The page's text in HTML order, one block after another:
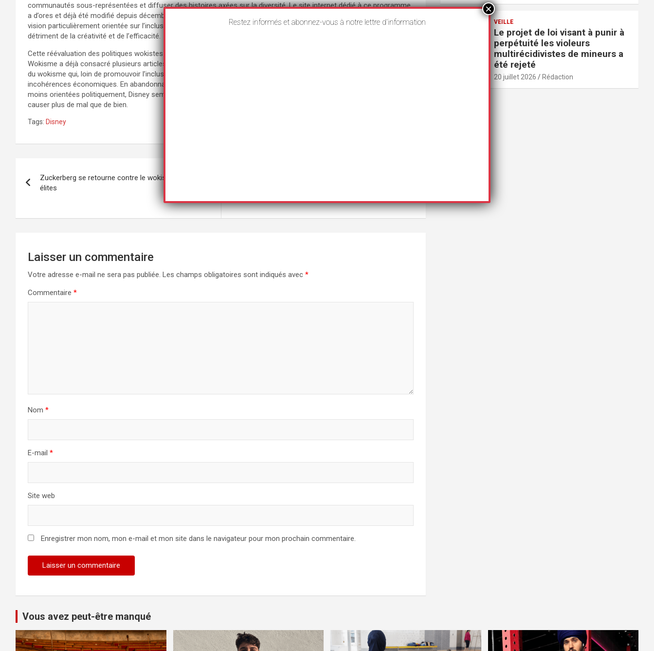
communautés sous-représentées et diffuser des histoires axées sur la diversité. Le site internet dédié à ce programme
a d’ores et déjà été modifié depuis décembre dernier. Ce retrait intervient après plusieurs années de promotion d’une
vision particulièrement orientée sur l’inclusivité, mais aussi sur la mise en avant de certaines causes, souvent au
détriment de la créativité et de l’efficacité.
Cette réévaluation des politiques wokistes chez Disney s’inscrit dans un mouvement plus large, auquel l’Observatoire du
Wokisme a déjà consacré plusieurs articles. De nombreuses entreprises commencent à prendre conscience des dérives
du wokisme qui, loin de promouvoir l’inclusivité, ont plutôt généré des tensions internes, des divisions et des
incohérences économiques. En abandonnant des critères idéologiques pour revenir à des pratiques plus rationnelles et
moins orientées politiquement, Disney semble ainsi amorcer une rupture avec un modèle qui, par son excès de zèle, a pu
causer plus de mal que de bien.
Tags: Disney
de
Zuckerberg se retourne contre le wokisme et les
élites
Laisser un commentaire
Votre adresse e-mail ne sera pas publiée. Les champs obligatoires sont indiqués avec *
Commentaire *
Nom *
E-mail *
Site web
Enregistrer mon nom, mon e-mail et mon site dans le navigateur pour mon prochain commentaire.
VEILLE
Le projet de loi visant à punir à
perpétuité les violeurs
multirécidivistes de mineurs a
été rejeté
20 juillet 2026 Rédaction
Vous avez peut-être manqué
Restez informés et abonnez-vous à notre lettre d’information